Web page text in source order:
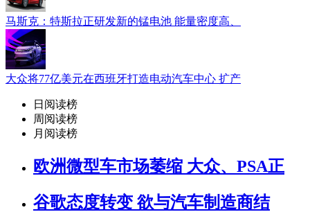
马斯克：特斯拉正研发新的锰电池 能量密度高、
大众将77亿美元在西班牙打造电动汽车中心 扩产
日阅读榜
周阅读榜
月阅读榜
欧洲微型车市场萎缩 大众、PSA正
谷歌态度转变 欲与汽车制造商结